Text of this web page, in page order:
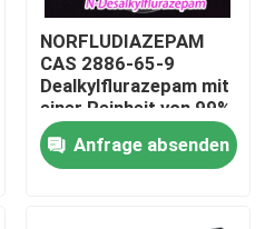
NORFLUDIAZEPAM
CAS 2886-65-9
Dealkylflurazepam mit
einer Reinheit von 99%
Anfrage absenden